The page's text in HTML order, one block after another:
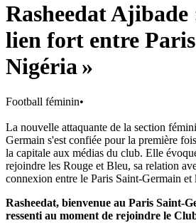
Rasheedat
lien fort entre
Nigéria »
Football féminin•
La nouvelle attaquante de la section
Germain s'est confiée pour la première
la capitale aux médias du club. Elle
rejoindre les Rouge et Bleu, sa relation
connexion entre le Paris Saint-Germain et
Rasheedat, bienvenue au Paris Saint-
ressenti au moment de rejoindre le